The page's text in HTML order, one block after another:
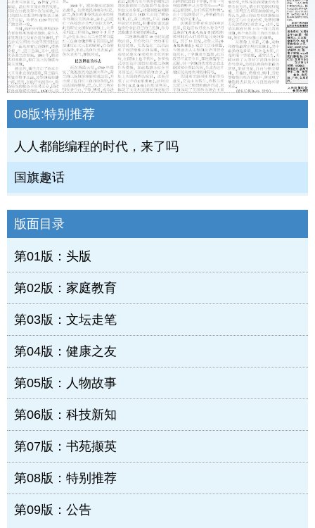
08版:特别推荐
人人都能编程的时代，来了吗
国旗趣话
版面目录
第01版：头版
第02版：家庭教育
第03版：文坛走笔
第04版：健康之友
第05版：人物故事
第06版：科技新知
第07版：书苑撷英
第08版：特别推荐
第09版：公告